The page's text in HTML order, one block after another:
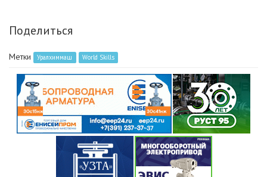
Поделиться
Метки Уралхиммаш World Skills